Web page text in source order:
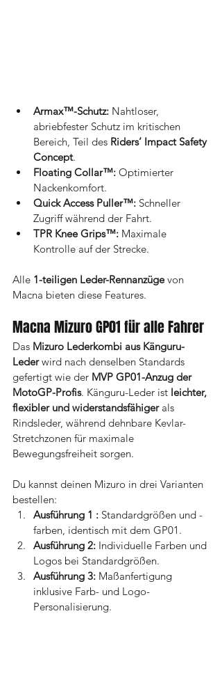
Armax™-Schutz: Nahtloser,
abriebfester Schutz im kritischen
Bereich, Teil des Riders’ Impact Safety
Concept.
Floating Collar™: Optimierter
Nackenkomfort.
Quick Access Puller™: Schneller
Zugriff während der Fahrt.
TPR Knee Grips™: Maximale
Kontrolle auf der Strecke.
Alle 1-teiligen Leder-Rennanzüge von
Macna bieten diese Features.
Macna Mizuro GP01 für alle Fahrer
Das Mizuro Lederkombi aus Känguru-
Leder wird nach denselben Standards
gefertigt wie der MVP GP01-Anzug der
MotoGP-Profis. Känguru-Leder ist leichter,
flexibler und widerstandsfähiger als
Rindsleder, während dehnbare Kevlar-
Stretchzonen für maximale
Bewegungsfreiheit sorgen.
Du kannst deinen Mizuro in drei Varianten
bestellen:
Ausführung 1 : Standardgrößen und -
farben, identisch mit dem GP01.
Ausführung 2: Individuelle Farben und
Logos bei Standardgrößen.
Ausführung 3: Maßanfertigung
inklusive Farb- und Logo-
Personalisierung.